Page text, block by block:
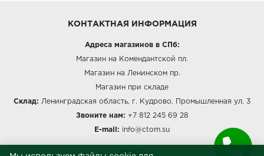
КОНТАКТНАЯ ИНФОРМАЦИЯ
Адреса магазинов в СПб:
Магазин на Комендантской пл.
Магазин на Ленинском пр.
Магазин при складе
Склад: Ленинградская область, г. Кудрово, Промышленная ул, 3
Звоните нам: +7 812 245 69 28
E-mail: info@ctom.su
МЕНЮ